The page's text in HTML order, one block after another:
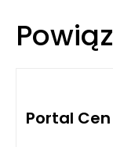
Portal